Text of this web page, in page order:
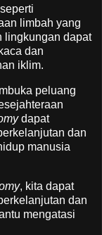
seperti
limbah yang
lingkungan dapat
dan
iklim.
peluang
dapat
dan
manusia
, kita dapat
dan
mengatasi